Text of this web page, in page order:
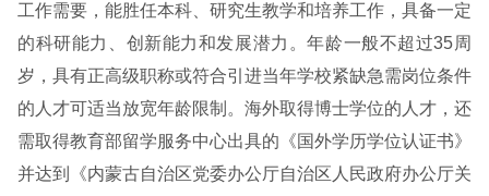
工作需要，能胜任本科、研究生教学和培养工作，具备一定
的科研能力、创新能力和发展潜力。年龄一般不超过35周
岁，具有正高级职称或符合引进当年学校紧缺急需岗位条件
的人才可适当放宽年龄限制。海外取得博士学位的人才，还
需取得教育部留学服务中心出具的《国外学历学位认证书》
并达到《内蒙古自治区党委办公厅自治区人民政府办公厅关